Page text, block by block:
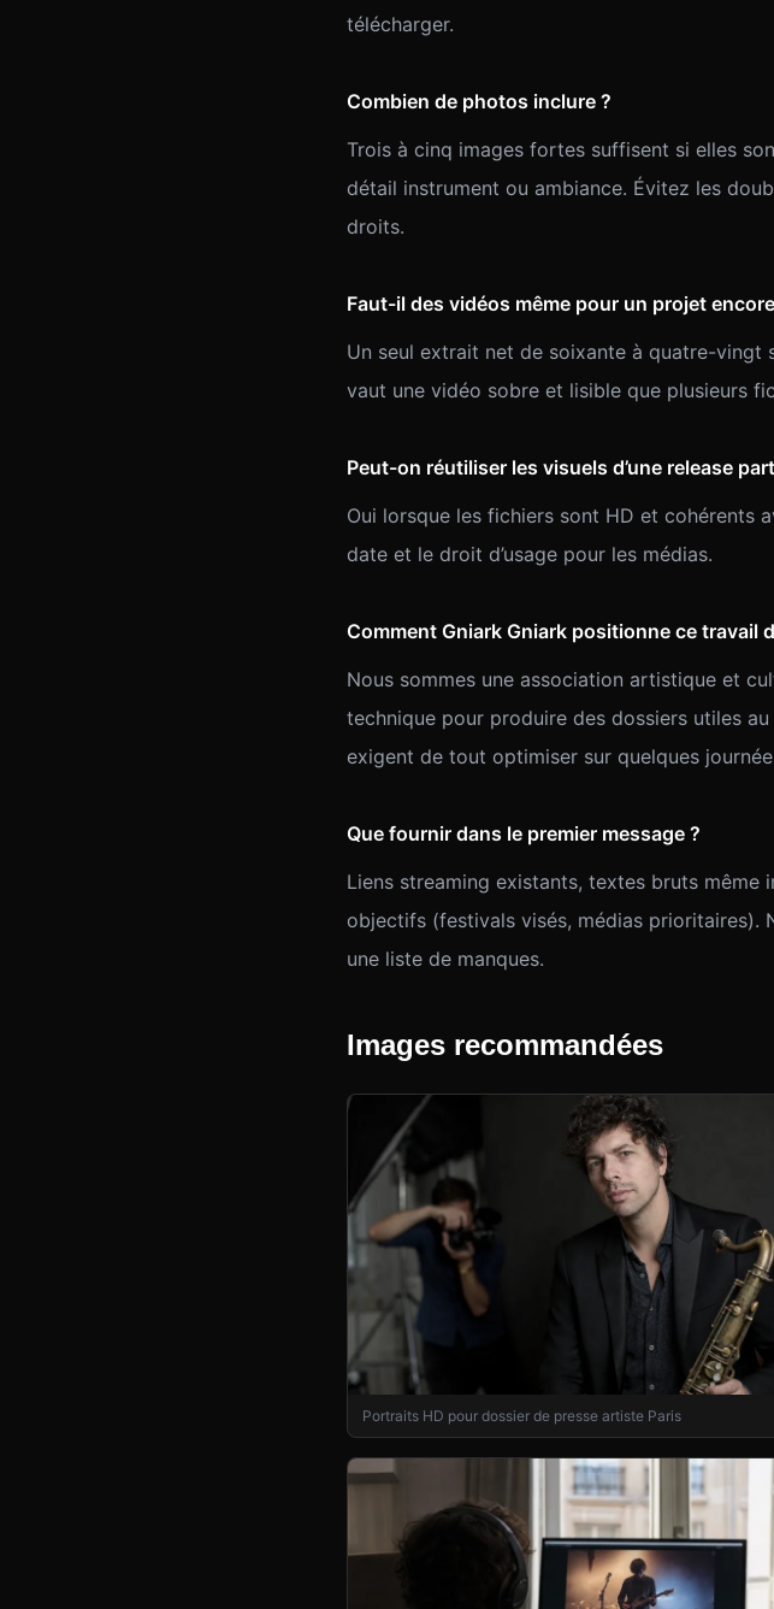
télécharger.
Combien de photos inclure ?
Trois à cinq images fortes suffisent si elles
détail instrument ou ambiance. Évitez les
droits.
Faut-il des vidéos même pour un projet
Un seul extrait net de soixante à quatre-vingt
vaut une vidéo sobre et lisible que plusieurs
Peut-on réutiliser les visuels d’une release
Oui lorsque les fichiers sont HD et
date et le droit d’usage pour les médias.
Comment Gniark Gniark positionne ce travail
Nous sommes une association artistique et
technique pour produire des dossiers utiles
exigent de tout optimiser sur quelques
Que fournir dans le premier message ?
Liens streaming existants, textes bruts
objectifs (festivals visés, médias prioritaires).
une liste de manques.
Images recommandées
Portraits HD pour dossier de presse artiste Paris